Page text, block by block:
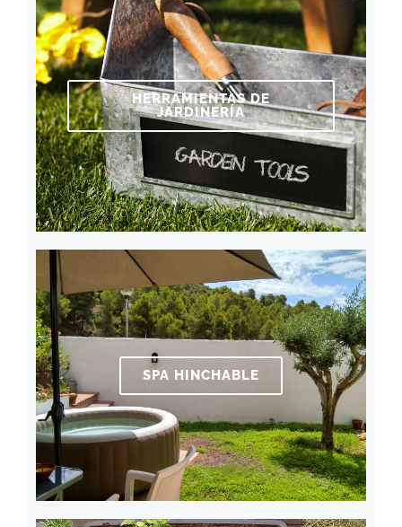
HERRAMIENTAS DE
JARDINERÍA
SPA HINCHABLE